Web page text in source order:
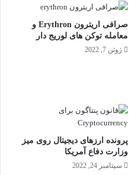
صرافی اریترون Erythron و
معامله توکن های لوریج دار
ژوئن 7, 2022
پرونده ارزهای دیجیتال روی میز
وزارت دفاع آمریکا
سپتامبر 24, 2022